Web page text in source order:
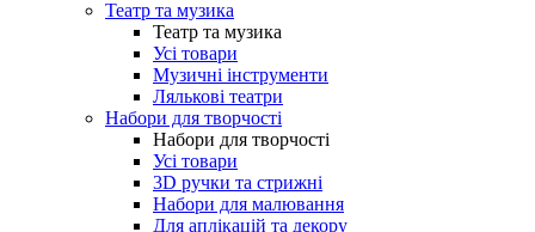
Театр та музика
Театр та музика
Усі товари
Музичні інструменти
Лялькові театри
Набори для творчості
Набори для творчості
Усі товари
3D ручки та стрижні
Набори для малювання
Для аплікацій та декору